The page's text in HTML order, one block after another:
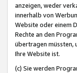
anzeigen, weder
innerhalb von
Website oder einem
Rechte an den
übertragen müssten,
Ihre Website ist.
(c) Sie werden